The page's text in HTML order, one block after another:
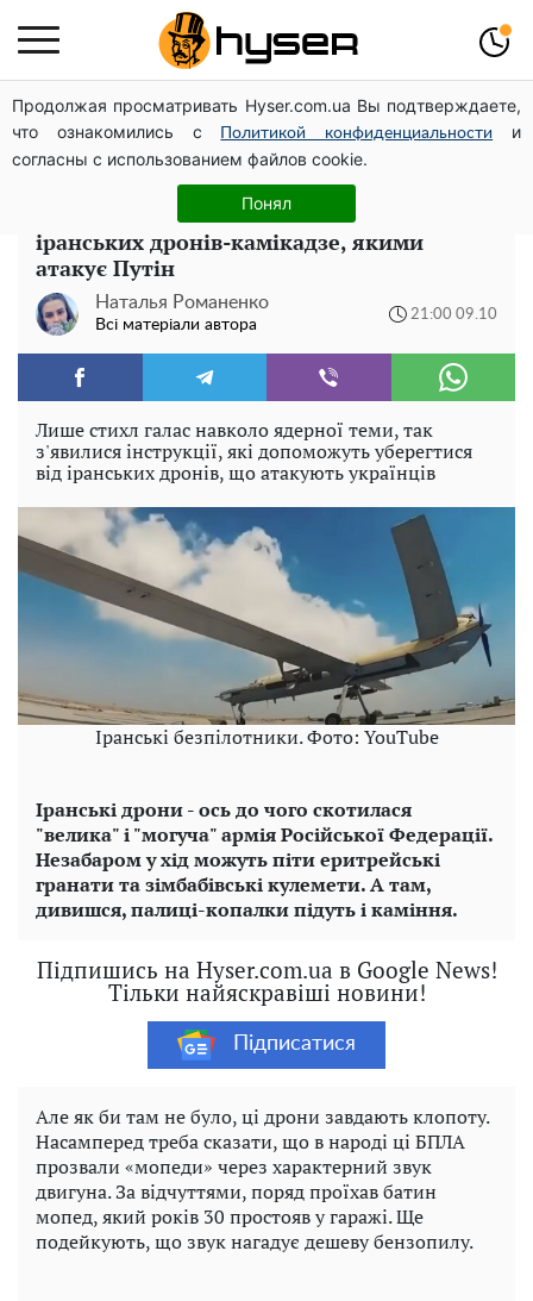
Продолжая просматривать Hyser.com.ua Вы подтверждаете,
что ознакомились с
Политикой конфиденциальности
и
согласны с использованием файлов cookie.
Понял
Павло Прудніков та його дивовижна кар'єра від актора
у російському театрі до номінанта у керівники
Федерації профспілок
Українцям розповіли, як рятуватися від
іранських дронів-камікадзе, якими
атакує Путін
Наталья Романенко
Всі матеріали автора
21:00 09.10
Лише стихл галас навколо ядерної теми, так
з'явилися інструкції, які допоможуть уберегтися
від іранських дронів, що атакують українців
Іранські безпілотники. Фото: YouTube
Іранські дрони - ось до чого скотилася
"велика" і "могуча" армія Російської Федерації.
Незабаром у хід можуть піти еритрейські
гранати та зімбабівські кулемети. А там,
дивишся, палиці-копалки підуть і каміння.
Підпишись на Hyser.com.ua в Google News!
Тільки найяскравіші новини!
Підписатися
Але як би там не було, ці дрони завдають клопоту.
Насамперед треба сказати, що в народі ці БПЛА
прозвали «мопеди» через характерний звук
двигуна. За відчуттями, поряд проїхав батин
мопед, який років 30 простояв у гаражі. Ще
подейкують, що звук нагадує дешеву бензопилу.